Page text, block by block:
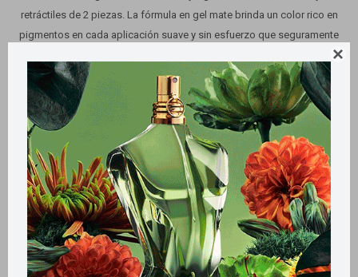

retráctiles de 2 piezas. La fórmula en gel mate brinda un color rico en
pigmentos en cada aplicación suave y sin esfuerzo que seguramente
Variantes:
Métodos y costos de envío
Retiros gratuitos en tiendas